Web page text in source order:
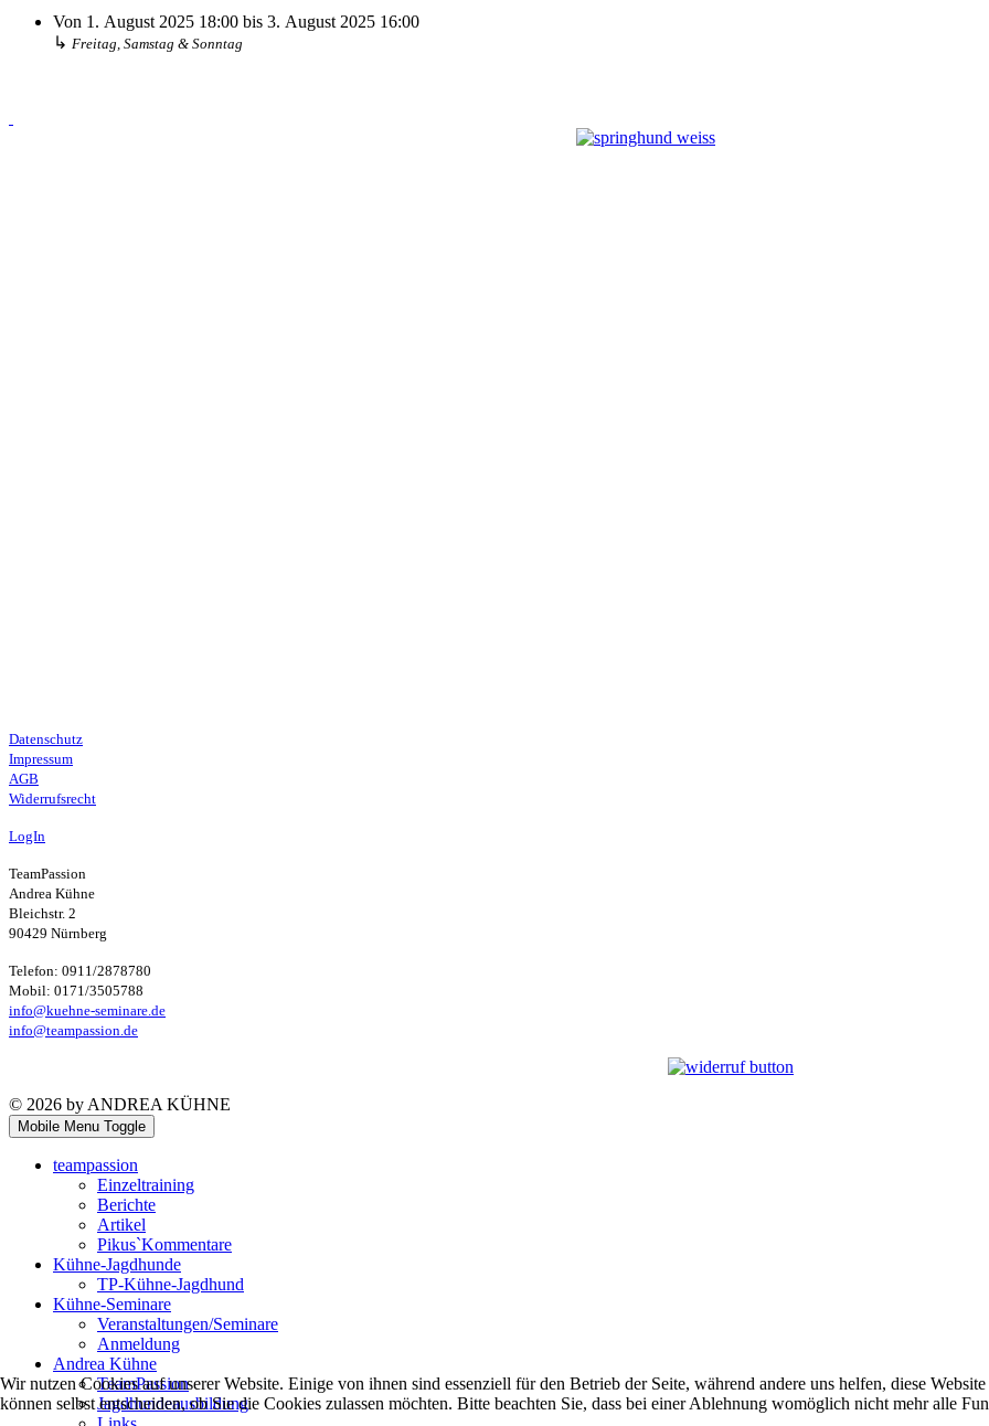
Von 1. August 2025 18:00 bis 3. August 2025 16:00
↳ Freitag, Samstag & Sonntag
Datenschutz
Impressum
AGB
Widerrufsrecht
LogIn
TeamPassion
Andrea Kühne
Bleichstr. 2
90429 Nürnberg
Telefon: 0911/2878780
Mobil: 0171/3505788
info@kuehne-seminare.de
info@teampassion.de
© 2026 by ANDREA KÜHNE
Mobile Menu Toggle
teampassion
Einzeltraining
Berichte
Artikel
Pikus`Kommentare
Kühne-Jagdhunde
TP-Kühne-Jagdhund
Kühne-Seminare
Veranstaltungen/Seminare
Anmeldung
Andrea Kühne
TeamPassion
Jagdhundeausbildung
Wir nutzen Cookies auf unserer Website. Einige von ihnen sind essenziell für den Betrieb der Seite, während andere uns helfen, diese
können selbst entscheiden, ob Sie die Cookies zulassen möchten. Bitte beachten Sie, dass bei einer Ablehnung womöglich nicht mehr alle